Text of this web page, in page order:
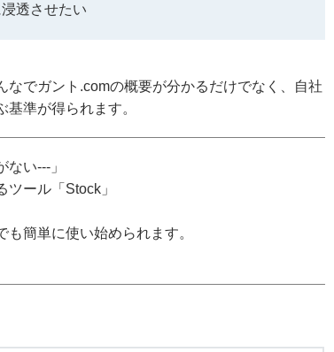
透させたい
なでガント.comの概要が分かるだけでなく、自社
準が得られます。
い---」
ール「Stock」
簡単に使い始められます。